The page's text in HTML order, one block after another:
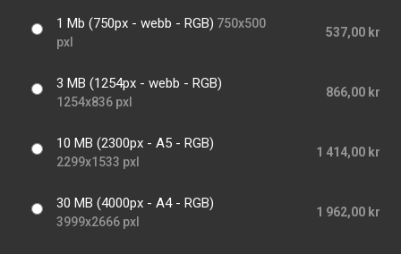
1 Mb (750px - webb - RGB) 750x500
pxl
537,00 kr
3 MB (1254px - webb - RGB)
1254x836 pxl
866,00 kr
10 MB (2300px - A5 - RGB)
2299x1533 pxl
1 414,00 kr
30 MB (4000px - A4 - RGB)
3999x2666 pxl
1 962,00 kr